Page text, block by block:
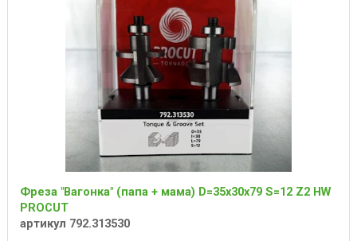
Фреза "Вагонка" (папа + мама) D=35x30x79 S=12 Z2 HW
PROCUT
артикул 792.313530